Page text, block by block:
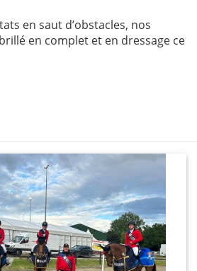
en saut d’obstacles, nos
en complet et en dressage ce